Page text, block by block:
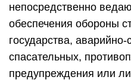
непосредственно
обеспечения обороны
государства,
спасательных,
предупреждения или